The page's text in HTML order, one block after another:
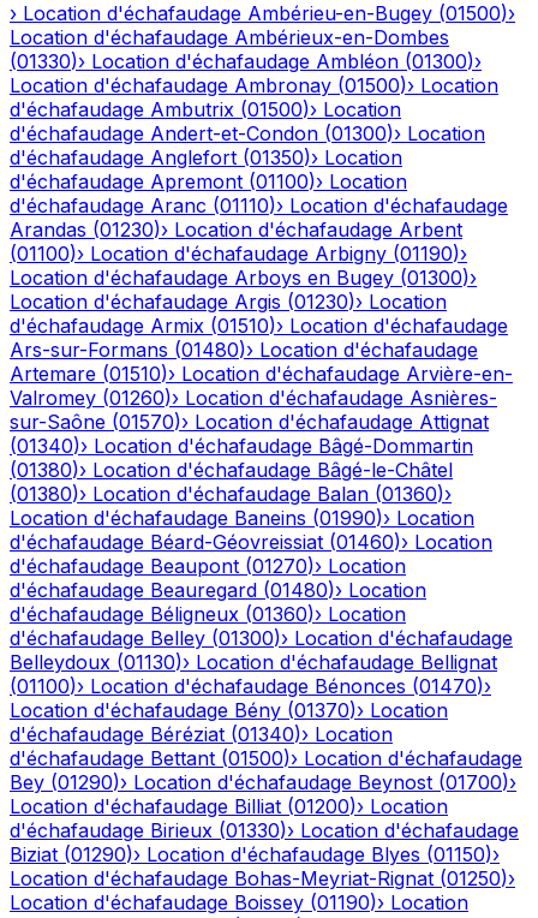
› Location d'échafaudage Ambérieu-en-Bugey (01500)›
Location d'échafaudage Ambérieux-en-Dombes
(01330)› Location d'échafaudage Ambléon (01300)›
Location d'échafaudage Ambronay (01500)› Location
d'échafaudage Ambutrix (01500)› Location
d'échafaudage Andert-et-Condon (01300)› Location
d'échafaudage Anglefort (01350)› Location
d'échafaudage Apremont (01100)› Location
d'échafaudage Aranc (01110)› Location d'échafaudage
Arandas (01230)› Location d'échafaudage Arbent
(01100)› Location d'échafaudage Arbigny (01190)›
Location d'échafaudage Arboys en Bugey (01300)›
Location d'échafaudage Argis (01230)› Location
d'échafaudage Armix (01510)› Location d'échafaudage
Ars-sur-Formans (01480)› Location d'échafaudage
Artemare (01510)› Location d'échafaudage Arvière-en-
Valromey (01260)› Location d'échafaudage Asnières-
sur-Saône (01570)› Location d'échafaudage Attignat
(01340)› Location d'échafaudage Bâgé-Dommartin
(01380)› Location d'échafaudage Bâgé-le-Châtel
(01380)› Location d'échafaudage Balan (01360)›
Location d'échafaudage Baneins (01990)› Location
d'échafaudage Béard-Géovreissiat (01460)› Location
d'échafaudage Beaupont (01270)› Location
d'échafaudage Beauregard (01480)› Location
d'échafaudage Béligneux (01360)› Location
d'échafaudage Belley (01300)› Location d'échafaudage
Belleydoux (01130)› Location d'échafaudage Bellignat
(01100)› Location d'échafaudage Bénonces (01470)›
Location d'échafaudage Bény (01370)› Location
d'échafaudage Béréziat (01340)› Location
d'échafaudage Bettant (01500)› Location d'échafaudage
Bey (01290)› Location d'échafaudage Beynost (01700)›
Location d'échafaudage Billiat (01200)› Location
d'échafaudage Birieux (01330)› Location d'échafaudage
Biziat (01290)› Location d'échafaudage Blyes (01150)›
Location d'échafaudage Bohas-Meyriat-Rignat (01250)›
Location d'échafaudage Boissey (01190)› Location